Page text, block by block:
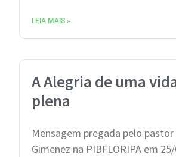
LEIA MAIS »
A Alegria de uma
plena
Mensagem pregada pelo
Gimenez na PIBFLORIPA em